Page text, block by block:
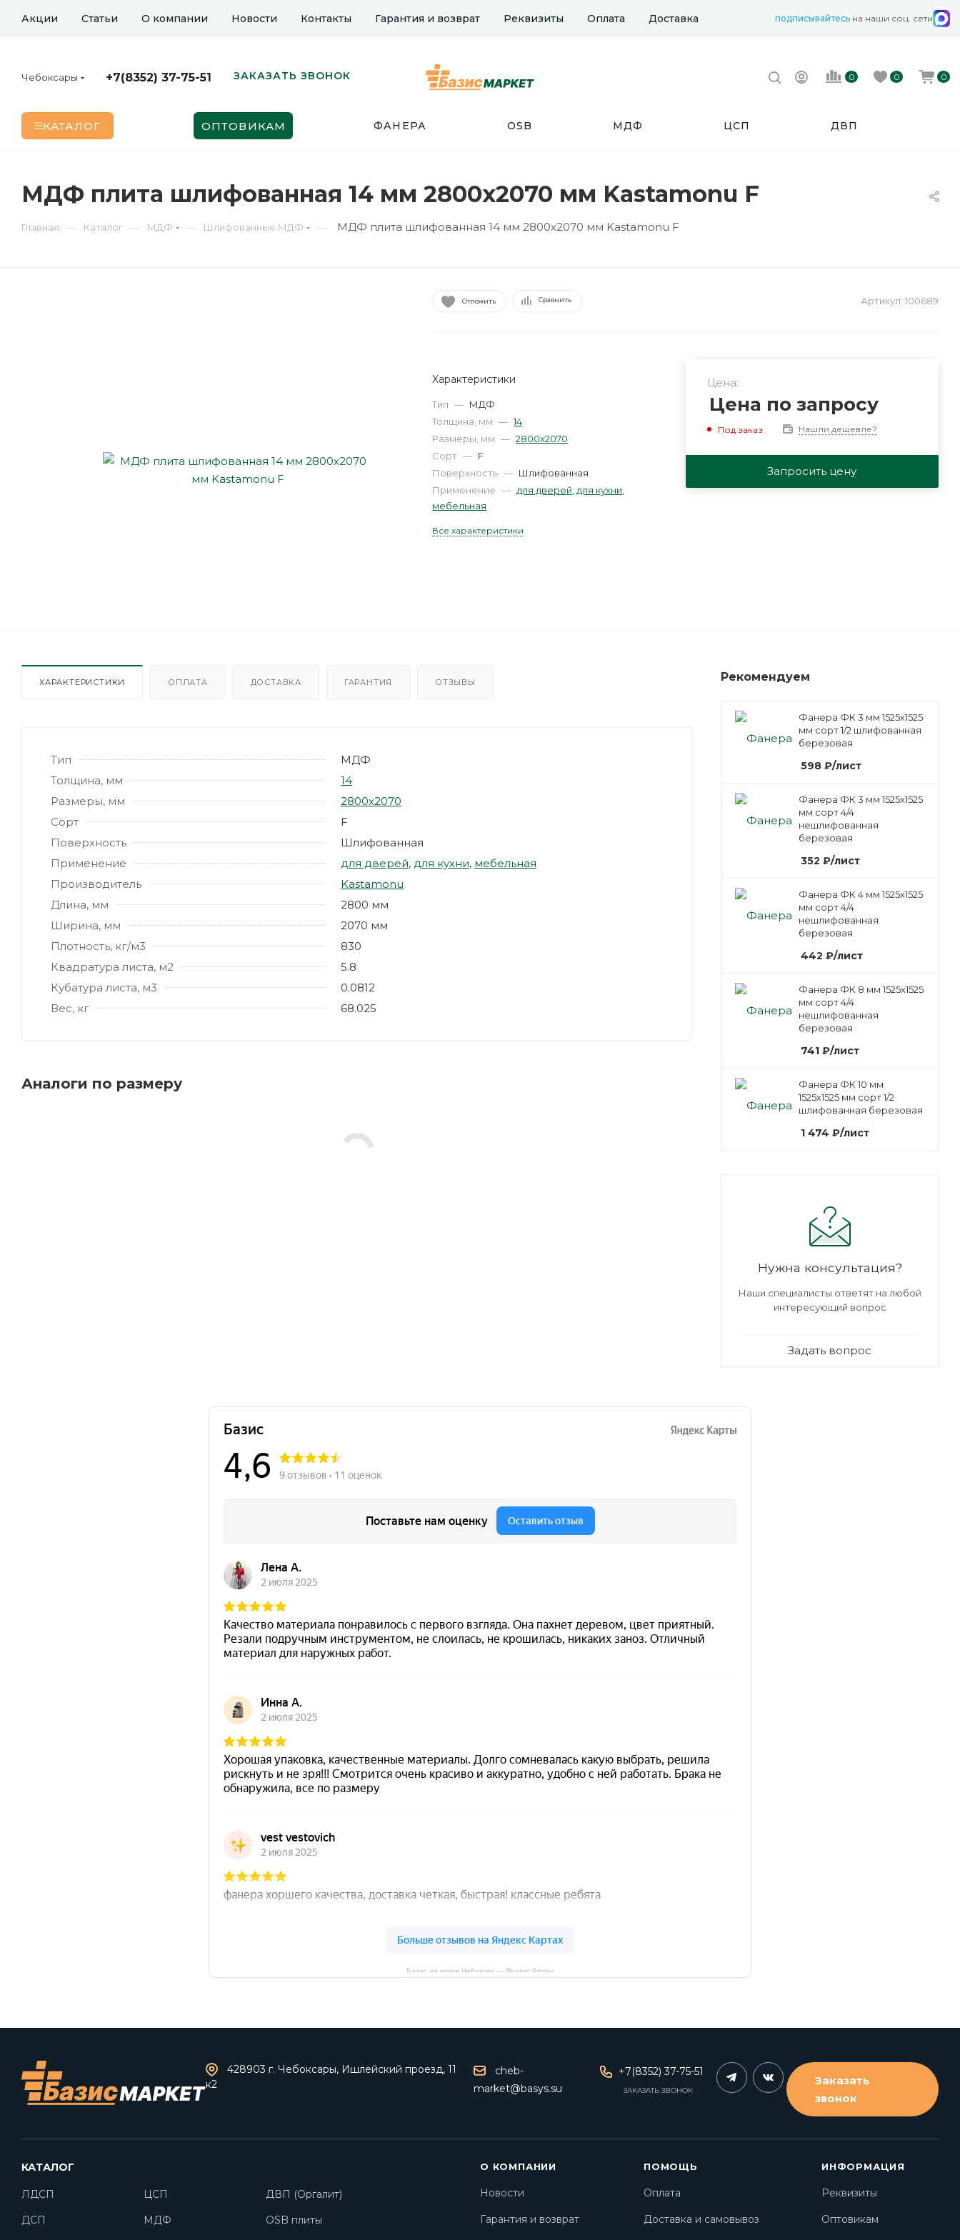
Акции Статьи О компании Новости Контакты Гарантия и возврат Реквизиты Оплата Доставка подписывайтесь на наши соц. сети
Чебоксары +7(8352) 37-75-51 ЗАКАЗАТЬ ЗВОНОК 0 0 0
КАТАЛОГ ОПТОВИКАМ ФАНЕРА OSB МДФ ЦСП ДВП
МДФ плита шлифованная 14 мм 2800х2070 мм Kastamonu F
Главная — Каталог — МДФ — Шлифованные МДФ — МДФ плита шлифованная 14 мм 2800х2070 мм Kastamonu F
Отложить Сравнить Артикул: 100689
Характеристики
Тип — МДФ
Толщина, мм — 14
Размеры, мм — 2800х2070
Сорт — F
Поверхность — Шлифованная
Применение — для дверей для кухни
мебельная
Все характеристики
Цена:
Цена по запросу
Под заказ Нашли дешевле?
Запросить цену
ХАРАКТЕРИСТИКИ ОПЛАТА ДОСТАВКА ГАРАНТИЯ ОТЗЫВЫ
Тип
МДФ
Толщина, мм
14
Размеры, мм
2800х2070
Сорт
F
Поверхность
Шлифованная
Применение
для дверей, для кухни, мебельная
Производитель
Kastamonu
Длина, мм
2800 мм
Ширина, мм
2070 мм
Плотность, кг/м3
830
Квадратура листа, м2
5.8
Кубатура листа, м3
0.0812
Вес, кг
68.025
Аналоги по размеру
Рекомендуем
Фанера ФК 3 мм 1525х1525
мм сорт 1/2 шлифованная
березовая
598 ₽/лист
Фанера ФК 3 мм 1525х1525
мм сорт 4/4
нешлифованная
березовая
352 ₽/лист
Фанера ФК 4 мм 1525х1525
мм сорт 4/4
нешлифованная
березовая
442 ₽/лист
Фанера ФК 8 мм 1525х1525
мм сорт 4/4
нешлифованная
березовая
741 ₽/лист
Фанера ФК 10 мм
1525х1525 мм сорт 1/2
шлифованная березовая
1 474 ₽/лист
Нужна консультация?
Наши специалисты ответят на любой
интересующий вопрос
Задать вопрос
Базис на карте Чебоксар — Яндекс Карты
428903 г. Чебоксары, Ишлейский проезд, 11
к2
cheb-
market@basys.su
+7(8352) 37-75-51
ЗАКАЗАТЬ ЗВОНОК
Заказать
звонок
КАТАЛОГ
ЛДСП ЦСП
ДВП (Оргалит)
ДСП
МДФ
OSB плиты
О КОМПАНИИ
Новости
Гарантия и возврат
ПОМОЩЬ
Оплата
Доставка и самовывоз
ИНФОРМАЦИЯ
Реквизиты
Оптовикам